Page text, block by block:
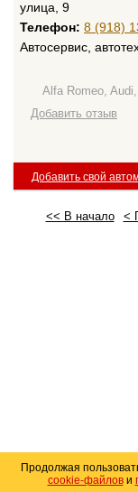
улица, 9
Телефон: 8 (918)
Автосервис,
Alfa Romeo,
Добавить отзыв
Добавить свой
<< В начало <
Продолжая
cookie-файлови